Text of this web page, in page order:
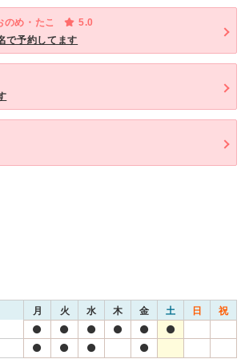
のめ・たこ
5.0
で予約してます
月 火 水 木 金 土 日 祝